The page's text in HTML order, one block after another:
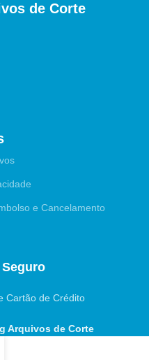
de Corte
e Cancelamento
Cartão de Crédito
Arquivos de Corte